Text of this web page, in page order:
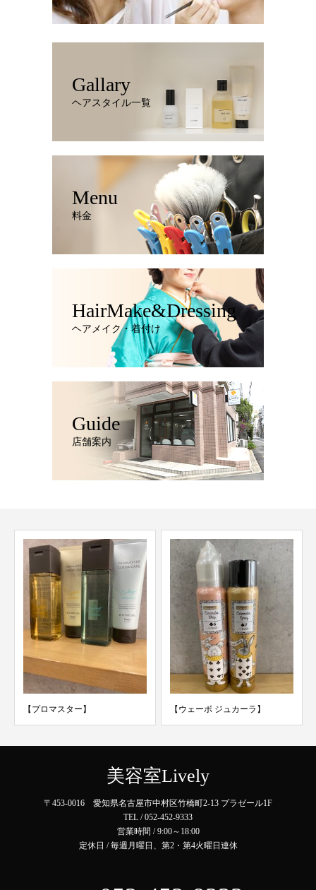
Gallary
ヘアスタイル一覧
Menu
料金
HairMake&Dressing
ヘアメイク・着付け
Guide
店舗案内
【プロマスター】 【ウェーボ ジュカーラ】
美容室Lively
〒453-0016 愛知県名古屋市中村区竹橋町2-13 プラゼール1F
TEL / 052-452-9333
営業時間 / 9:00～18:00
定休日 / 毎週月曜日、第2・第4火曜日連休